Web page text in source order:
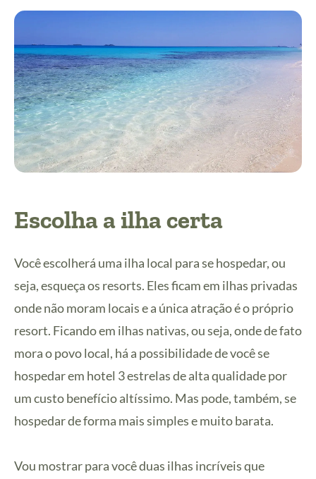
Escolha a ilha certa
Você escolherá uma ilha local para se hospedar, ou
seja, esqueça os resorts. Eles ficam em ilhas privadas
onde não moram locais e a única atração é o próprio
resort. Ficando em ilhas nativas, ou seja, onde de fato
mora o povo local, há a possibilidade de você se
hospedar em hotel 3 estrelas de alta qualidade por
um custo benefício altíssimo. Mas pode, também, se
hospedar de forma mais simples e muito barata.
Vou mostrar para você duas ilhas incríveis que